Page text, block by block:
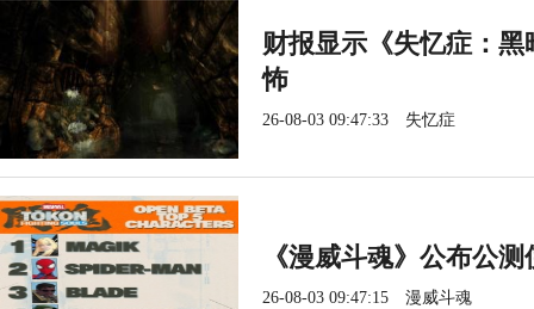
财报显示《失忆症：
怖
26-08-03 09:47:33 失忆症
《漫威斗魂》公布公
26-08-03 09:47:15 漫威斗魂